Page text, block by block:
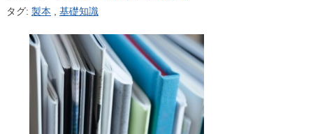
タグ: 製本 基礎知識